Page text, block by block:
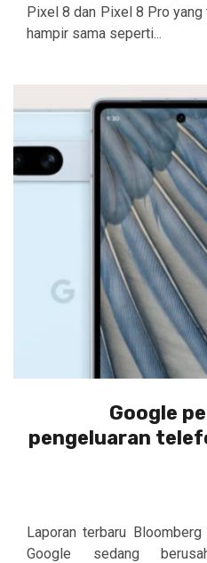
Pixel 8 dan Pixel 8 Pro yang
hampir sama seperti...
Google
pengeluaran
Laporan terbaru
Google sedang